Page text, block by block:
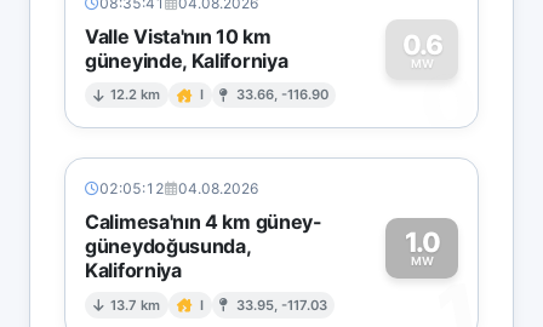
Valle Vista'nın 10 km
güneyinde, Kaliforniya
12.2 km I 33.66, -116.90
0.6
MW
0
02:05:12 04.08.2026
Calimesa'nın 4 km güney-
güneydoğusunda,
Kaliforniya
13.7 km I 33.95, -117.03
1.0
MW